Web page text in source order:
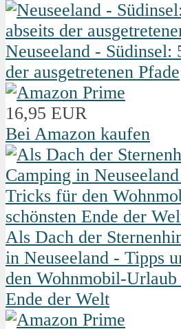
Neuseeland - Südinsel:
der ausgetretenen Pfade
16,95 EUR
Bei Amazon kaufen
Als Dach der
in Neuseeland - Tipps
den Wohnmobil-Urlaub
Ende der Welt